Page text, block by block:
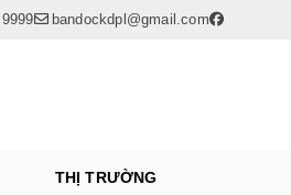
bandockdpl@gmail.com
THỊ TRƯỜNG